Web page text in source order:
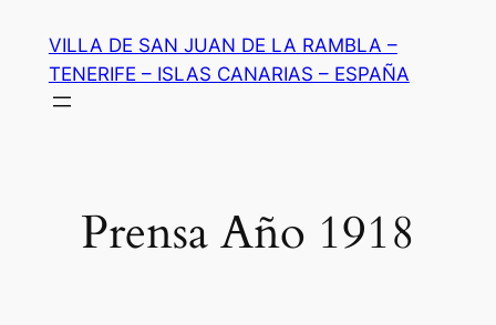
contenido
VILLA DE SAN JUAN DE LA RAMBLA –
TENERIFE – ISLAS CANARIAS – ESPAÑA
Prensa Año 1918